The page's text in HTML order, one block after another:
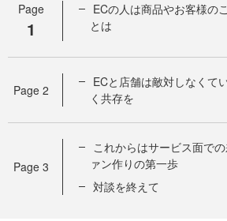
Page
1
ECの人は商品やお客様
とは
Page 2
ECと店舗は敵対しなくて
く共存を
Page 3
これからはサービス面で
ァン作りの第一歩
対談を終えて